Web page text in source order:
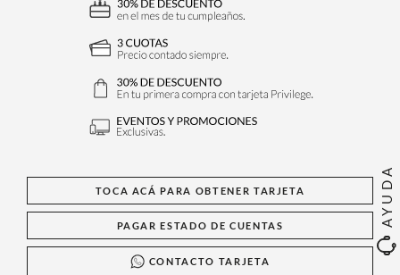
AYUDA
TOCA ACÁ PARA OBTENER TARJETA
PAGAR ESTADO DE CUENTAS
CONTACTO TARJETA